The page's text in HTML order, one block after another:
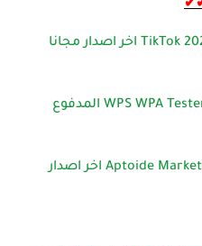
تحميل تطبيق تيك توك TikTok 2023 اخر اصدار مجانا
تحميل تطبيق WPS WPA Tester premium المدفوع
تحميل متجر آبتويد ماركت Aptoide Market اخر اصدار